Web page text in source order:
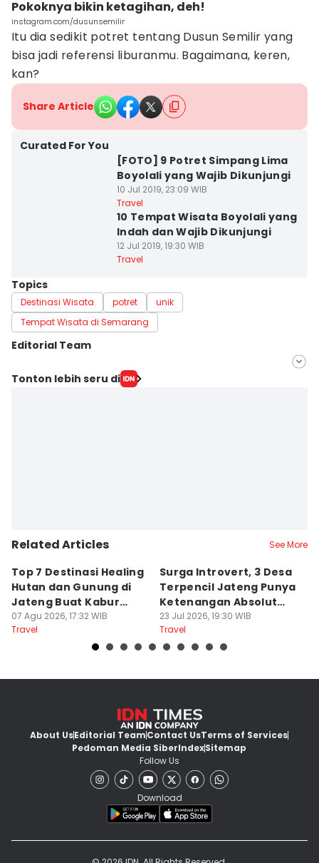
Pokoknya bikin ketagihan, deh!
instagram.com/dusunsemilir
Itu dia sedikit potret tentang Dusun Semilir yang
bisa jadi referensi liburanmu. Bagaimana, keren,
kan?
Share Article
Curated For You
[FOTO] 9 Potret Simpang Lima
Boyolali yang Wajib Dikunjungi
10 Jul 2019, 23:09 WIB
Travel
10 Tempat Wisata Boyolali yang
Indah dan Wajib Dikunjungi
12 Jul 2019, 19:30 WIB
Travel
Topics
Destinasi Wisata potret
unik
Tempat Wisata di Semarang
Editorial Team
Editor
Tonton lebih seru di
Related Articles See More
Top 7 Destinasi Healing
Hutan dan Gunung di
Jateng Buat Kabur
Sejenak, Under Rp200
Ribu
07 Agu 2026, 17:32 WIB
Travel
Surga Introvert, 3 Desa
Terpencil Jateng Punya
Ketenangan Absolut
Untuk Disconect
23 Jul 2026, 19:30 WIB
Travel
About UsEditorial TeamContact UsTerms of Services
Pedoman Media SiberIndexSitemap
Follow Us
Download